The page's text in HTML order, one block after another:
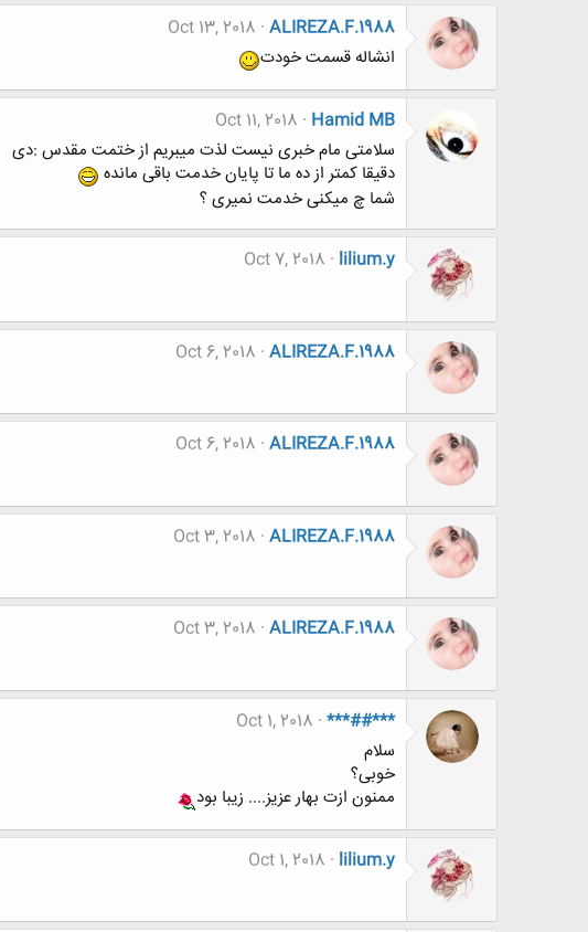
ALIREZA.F.1988
Oct 13, 2018
انشاله قسمت خودت
Hamid MB
Oct 11, 2018
سلامتی مام خبری نیست لذت میبریم از ختمت مقدس :دی
دقیقا کمتر از ده ما تا پایان خدمت باقی مانده
شما چ میکنی خدمت نمیری ؟
lilium.y
Oct 7, 2018
ALIREZA.F.1988
Oct 6, 2018
ALIREZA.F.1988
Oct 6, 2018
ALIREZA.F.1988
Oct 3, 2018
ALIREZA.F.1988
Oct 3, 2018
***##***
Oct 1, 2018
سلام
خوبی؟
ممنون ازت بهار عزیز.... زیبا بود
lilium.y
Oct 1, 2018